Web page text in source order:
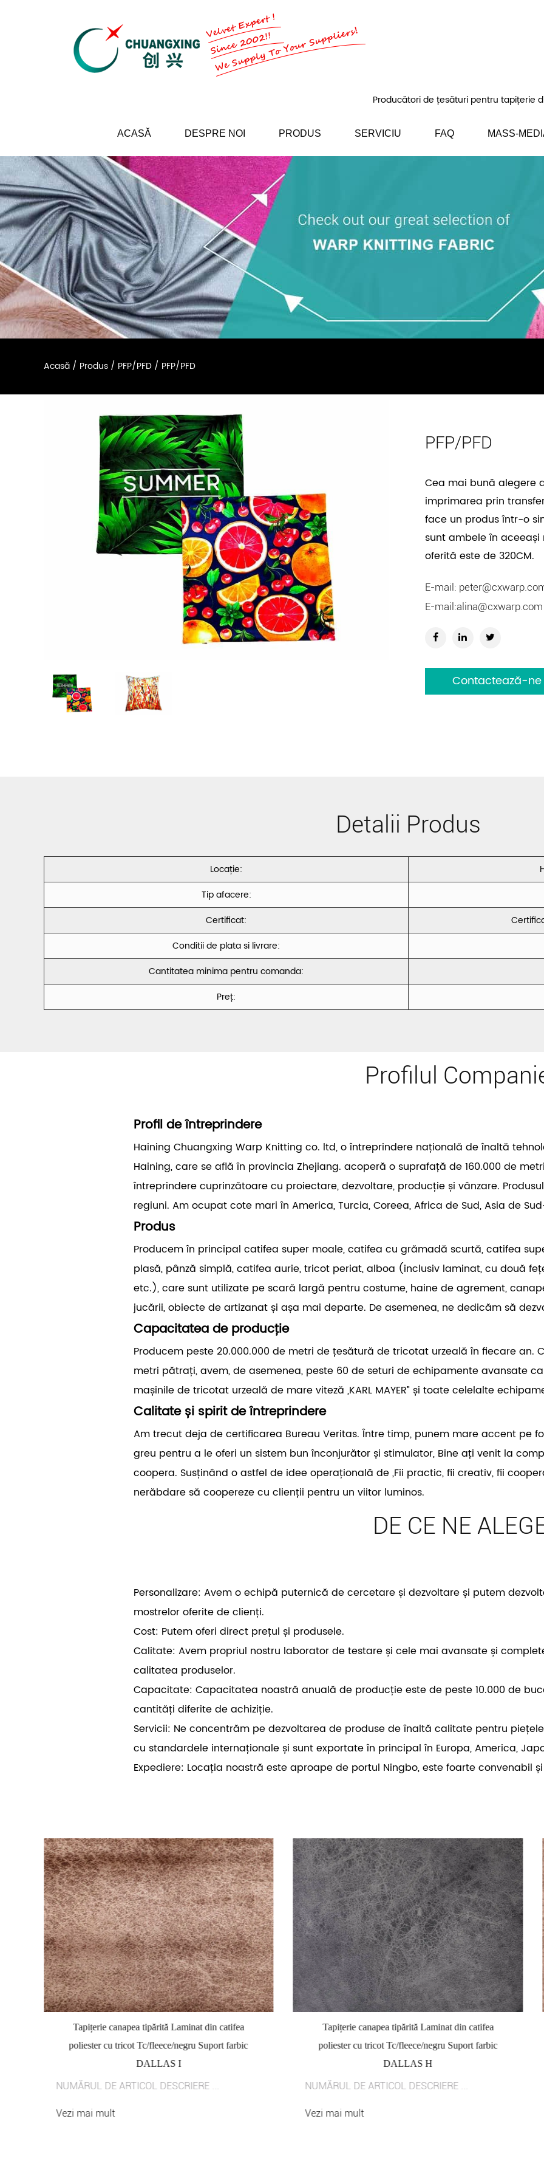
Producători de țesături pentru tapițerie
ACASĂ DESPRE NOI PRODUS SERVICIU FAQ MASS-
Acasă / Produs / PFP/PFD / PFP/PFD
PFP/PFD
Cea mai bună alegere
imprimarea prin
face un produs într-o
sunt ambele în
oferită este de 320CM.
E-mail:
E-mail:alina@cxwarp.com
Contactează-ne
Detalii Produs
Locație:
Tip afacere:
Certificat:
Conditii de plata si livrare:
Cantitatea minima pentru comanda:
Preț:
Profilul
Profil de întreprindere
Haining Chuangxing Warp Knitting co. ltd, o întreprindere națională de înaltă
Haining, care se află în provincia Zhejiang. acoperă o suprafață de 160.000 de
întreprindere cuprinzătoare cu proiectare, dezvoltare, producție și vânzare.
regiuni. Am ocupat cote mari în America, Turcia, Coreea, Africa de Sud, Asia de
Produs
Producem în principal catifea super moale, catifea cu grămadă scurtă, catifea
plasă, pânză simplă, catifea aurie, tricot periat, alboa (inclusiv laminat, cu două
etc.), care sunt utilizate pe scară largă pentru costume, haine de agrement,
jucării, obiecte de artizanat și așa mai departe. De asemenea, ne dedicăm să
Capacitatea de producție
Producem peste 20.000.000 de metri de țesătură de tricotat urzeală în fiecare an.
metri pătrați, avem, de asemenea, peste 60 de seturi de echipamente avansate
mașinile de tricotat urzeală de mare viteză „KARL MAYER” și toate celelalte
Calitate și spirit de întreprindere
Am trecut deja de certificarea Bureau Veritas. Între timp, punem mare accent pe
greu pentru a le oferi un sistem bun înconjurător și stimulator, Bine ați venit la
coopera. Susținând o astfel de idee operațională de „Fii practic, fii creativ, fii
nerăbdare să coopereze cu clienții pentru un viitor luminos.
DE CE NE
Personalizare: Avem o echipă puternică de cercetare și dezvoltare și putem
mostrelor oferite de clienți.
Cost: Putem oferi direct prețul și produsele.
Calitate: Avem propriul nostru laborator de testare și cele mai avansate și
calitatea produselor.
Capacitate: Capacitatea noastră anuală de producție este de peste 10.000 de
cantități diferite de achiziție.
Servicii: Ne concentrăm pe dezvoltarea de produse de înaltă calitate pentru
cu standardele internaționale și sunt exportate în principal în Europa, America,
Expediere: Locația noastră este aproape de portul Ningbo, este foarte convenabil
Tapițerie canapea tipărită Laminat din catifea
poliester cu tricot Tc/fleece/negru Suport farbic
DALLAS I
NUMĂRUL DE ARTICOL DESCRIERE ...
Vezi mai mult
Tapițerie canapea tipărită Laminat din catifea
poliester cu tricot Tc/fleece/negru Suport farbic
DALLAS H
NUMĂRUL DE ARTICOL DESCRIERE ...
Vezi mai mult